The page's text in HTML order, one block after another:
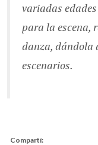
variadas
para la escena,
danza, dándola
escenarios.
Compartí: